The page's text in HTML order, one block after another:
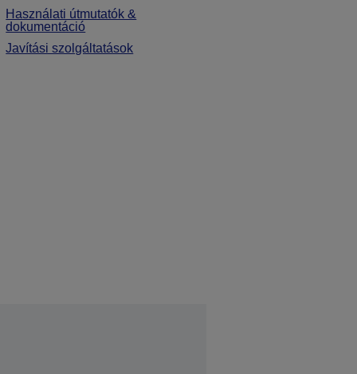
Használati útmutatók &
dokumentáció
Javítási szolgáltatások